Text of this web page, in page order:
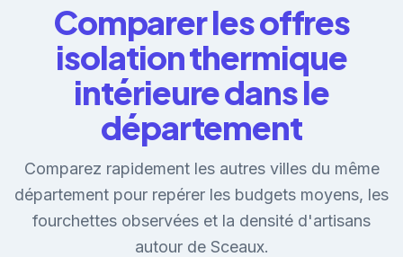
Comparer les offres
isolation thermique
intérieure dans le
département
Comparez rapidement les autres villes du même
département pour repérer les budgets moyens, les
fourchettes observées et la densité d'artisans
autour de Sceaux.